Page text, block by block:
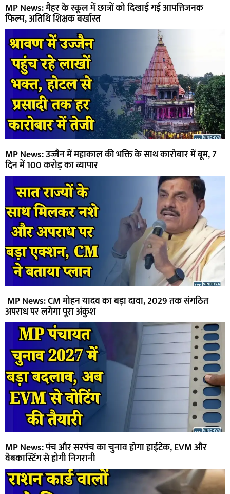
MP News: मैहर के स्कूल में छात्रों को दिखाई गई आपत्तिजनक
फिल्म, अतिथि शिक्षक बर्खास्त
MP News: उज्जैन में महाकाल की भक्ति के साथ कारोबार में बूम, 7
दिन में 100 करोड़ का व्यापार
MP News: CM मोहन यादव का बड़ा दावा, 2029 तक संगठित
अपराध पर लगेगा पूरा अंकुश
MP News: पंच और सरपंच का चुनाव होगा हाईटेक, EVM और
वेबकास्टिंग से होगी निगरानी